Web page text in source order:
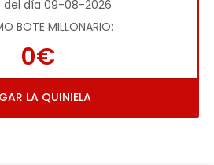
del día 09-08-2026
BOTE MILLONARIO:
0€
LA QUINIELA